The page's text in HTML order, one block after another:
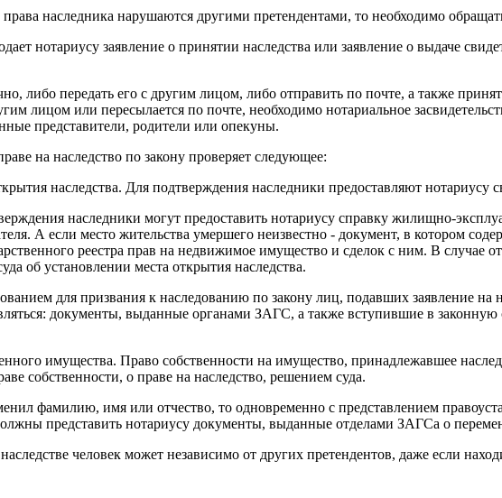
права наследника нарушаются другими претендентами, то необходимо
нотариусу заявление о принятии наследства или заявление о выдаче
либо передать его с другим лицом, либо отправить по почте, а также
лицом или пересылается по почте, необходимо нотариальное
представители, родители или опекуны.
на наследство по закону проверяет следующее:
наследства. Для подтверждения наследники предоставляют нотариусу
наследники могут предоставить нотариусу справку жилищно-
А если место жительства умершего неизвестно - документ, в котором
реестра прав на недвижимое имущество и сделок с ним. В случае
об установлении места открытия наследства.
для призвания к наследованию по закону лиц, подавших заявление на
документы, выданные органами ЗАГС, а также вступившие в
имущества. Право собственности на имущество, принадлежавшее
собственности, о праве на наследство, решением суда.
фамилию, имя или отчество, то одновременно с представлением
представить нотариусу документы, выданные отделами ЗАГСа о
человек может независимо от других претендентов, даже если